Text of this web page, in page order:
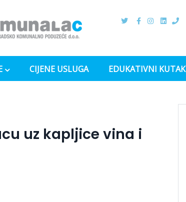
CIJENE USLUGA EDUKATIVNI KUTAK
uz kapljice vina i